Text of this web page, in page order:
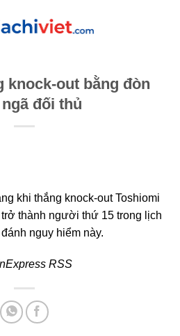
knock-out bằng đòn
đối thủ
khi thắng knock-out Toshiomi
thành người thứ 15 trong lịch
nguy hiểm này.
RSS